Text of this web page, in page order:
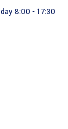
8:00 - 17:30